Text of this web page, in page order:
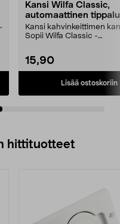
Kansi Wilfa Classic,
automaattinen
Kansi kahvinkeittimen
Sopii Wilfa Classic -
15,90
Lisää ostoskoriin
hittituotteet